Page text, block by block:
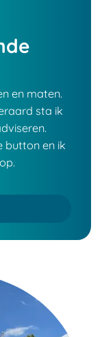
en maten.
sta ik
button en ik